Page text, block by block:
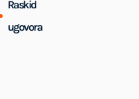
Raskid
ugovora